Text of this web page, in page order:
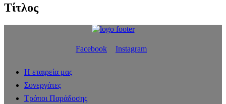
Τίτλος
Facebook Instagram
Η εταιρεία μας
Συνεργάτες
Τρόποι Παράδοσης